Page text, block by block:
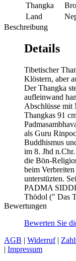
Thangka
Land
Beschreibung
Details
Tibetischer
Klöstern, aber
Der Thangka
aufleinwand
Abschlüsse mit
Thangkas 91
als Guru
Buddhismus
im 8. Jhd
die Bön-
beim
unterstüzten.
PADMA
Thödol (" Das
Bewertungen
Bewerten Sie
AGB | Widerruf|
| Impressum